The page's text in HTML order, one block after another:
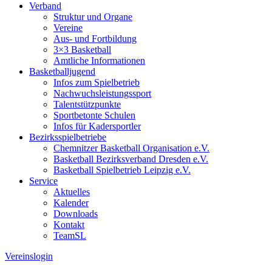
Verband
Struktur und Organe
Vereine
Aus- und Fortbildung
3×3 Basketball
Amtliche Informationen
Basketballjugend
Infos zum Spielbetrieb
Nachwuchsleistungssport
Talentstützpunkte
Sportbetonte Schulen
Infos für Kadersportler
Bezirksspielbetriebe
Chemnitzer Basketball Organisation e.V.
Basketball Bezirksverband Dresden e.V.
Basketball Spielbetrieb Leipzig e.V.
Service
Aktuelles
Kalender
Downloads
Kontakt
TeamSL
Vereinslogin